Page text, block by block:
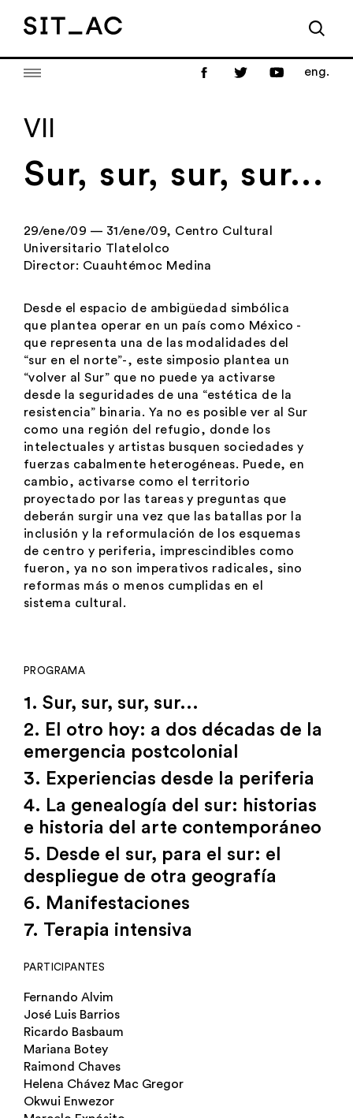
eng.
VII
Sur, sur, sur, sur...
29/ene/09 — 31/ene/09, Centro Cultural
Universitario Tlatelolco
Director: Cuauhtémoc Medina
Desde el espacio de ambigüedad simbólica
que plantea operar en un país como México -
que representa una de las modalidades del
“sur en el norte”-, este simposio plantea un
“volver al Sur” que no puede ya activarse
desde la seguridades de una “estética de la
resistencia” binaria. Ya no es posible ver al Sur
como una región del refugio, donde los
intelectuales y artistas busquen sociedades y
fuerzas cabalmente heterogéneas. Puede, en
cambio, activarse como el territorio
proyectado por las tareas y preguntas que
deberán surgir una vez que las batallas por la
inclusión y la reformulación de los esquemas
de centro y periferia, imprescindibles como
fueron, ya no son imperativos radicales, sino
reformas más o menos cumplidas en el
sistema cultural.
PROGRAMA
1. Sur, sur, sur, sur...
2. El otro hoy: a dos décadas de la
emergencia postcolonial
3. Experiencias desde la periferia
4. La genealogía del sur: historias
e historia del arte contemporáneo
5. Desde el sur, para el sur: el
despliegue de otra geografía
6. Manifestaciones
7. Terapia intensiva
PARTICIPANTES
Fernando Alvim
José Luis Barrios
Ricardo Basbaum
Mariana Botey
Raimond Chaves
Helena Chávez Mac Gregor
Okwui Enwezor